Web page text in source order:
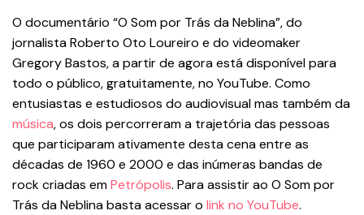
O documentário “O Som por Trás da Neblina”, do
jornalista Roberto Oto Loureiro e do videomaker
Gregory Bastos, a partir de agora está disponível para
todo o público, gratuitamente, no YouTube. Como
entusiastas e estudiosos do audiovisual mas também da
música, os dois percorreram a trajetória das pessoas
que participaram ativamente desta cena entre as
décadas de 1960 e 2000 e das inúmeras bandas de
rock criadas emPetrópolis. Para assistir ao O Som por
Trás da Neblina basta acessar o link no YouTube.